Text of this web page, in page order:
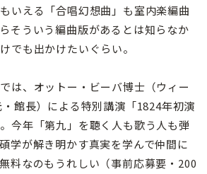
いえる「合唱幻想曲」も室内楽編曲
そういう編曲版があるとは知らなか
でも出かけたいぐらい。
は、オットー・ビーバ博士（ウィー
館長）による特別講演「1824年初演
今年「第九」を聴く人も歌う人も弾
学が解き明かす真実を学んで仲間に
料なのもうれしい（事前応募要・200